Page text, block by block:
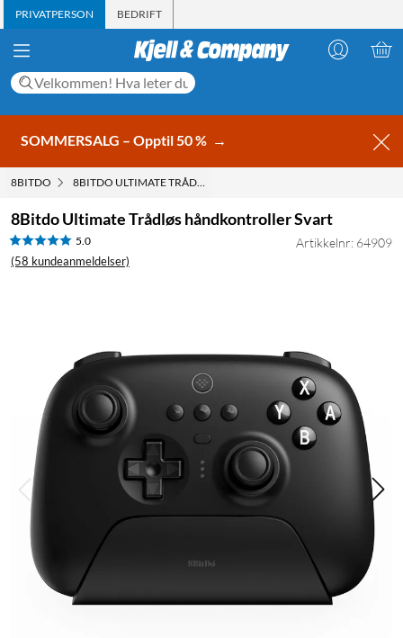
PRIVATPERSON BEDRIFT
SOMMERSALG – Opptil 50 % →
8BITDO 8BITDO ULTIMATE TRÅDLØS HÅNDKONTROLLER SVART
8Bitdo Ultimate Trådløs håndkontroller Svart
5.0
(58 kundeanmeldelser)
Artikkelnr: 64909